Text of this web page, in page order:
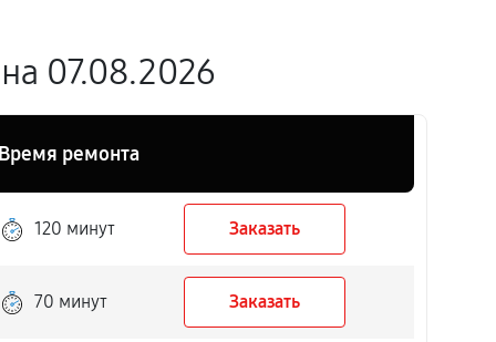
07.08.2026
ремонта
120 минут Заказать
70 минут Заказать